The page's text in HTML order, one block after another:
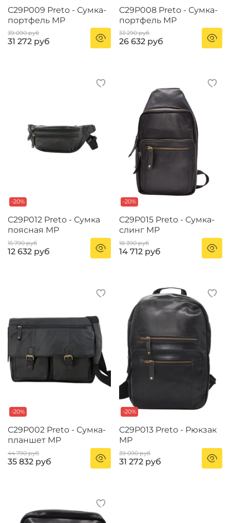
C29P009 Preto - Сумка-
портфель MP
39 090 руб
31 272 руб
C29P008 Preto - Сумка-
портфель MP
33 290 руб
26 632 руб
-20%
C29P012 Preto - Сумка
поясная MP
15 790 руб
12 632 руб
-20%
C29P015 Preto - Сумка-
слинг MP
18 390 руб
14 712 руб
-20%
C29P002 Preto - Сумка-
планшет MP
44 790 руб
35 832 руб
-20%
C29P013 Preto - Рюкзак
MP
39 090 руб
31 272 руб